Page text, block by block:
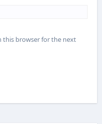
this browser for the next